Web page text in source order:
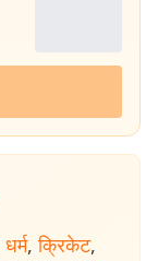
धर्म, क्रिकेट,